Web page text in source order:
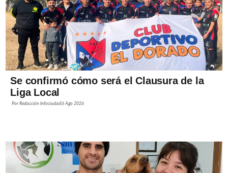
Se confirmó cómo será el Clausura de la
Liga Local
PorRedacción Infociudad6 Ago 2026